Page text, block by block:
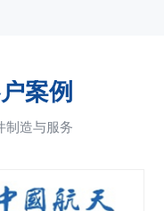
案例
制造与服务